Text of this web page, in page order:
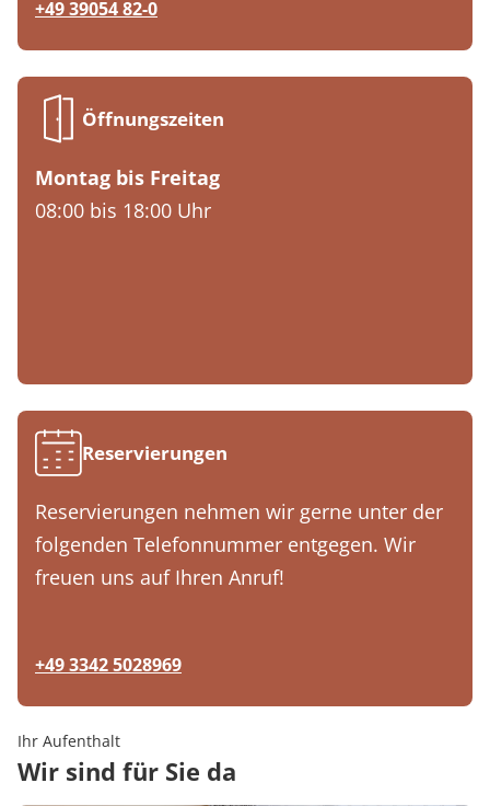
+49 39054 82-0
Öffnungszeiten
Montag bis Freitag
08:00 bis 18:00 Uhr
Reservierungen
Reservierungen nehmen wir gerne unter der
folgenden Telefonnummer entgegen. Wir
freuen uns auf Ihren Anruf!
+49 3342 5028969
Ihr Aufenthalt
Wir sind für Sie da